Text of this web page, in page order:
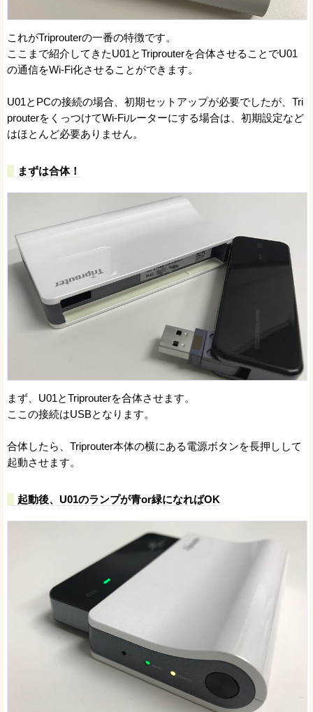
これがTriprouterの一番の特徴です。
ここまで紹介してきたU01とTriprouterを合体させることでU01
の通信をWi-Fi化させることができます。
U01とPCの接続の場合、初期セットアップが必要でしたが、Tri
prouterをくっつけてWi-Fiルーターにする場合は、初期設定など
はほとんど必要ありません。
まずは合体！
まず、U01とTriprouterを合体させます。
ここの接続はUSBとなります。
合体したら、Triprouter本体の横にある電源ボタンを長押しして
起動させます。
起動後、U01のランプが青or緑になればOK